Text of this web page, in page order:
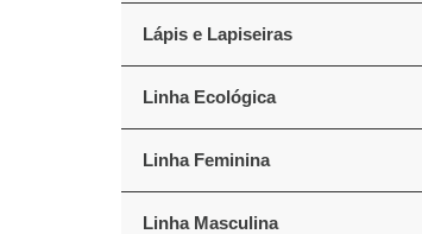
Lápis e Lapiseiras
Linha Ecológica
Linha Feminina
Linha Masculina